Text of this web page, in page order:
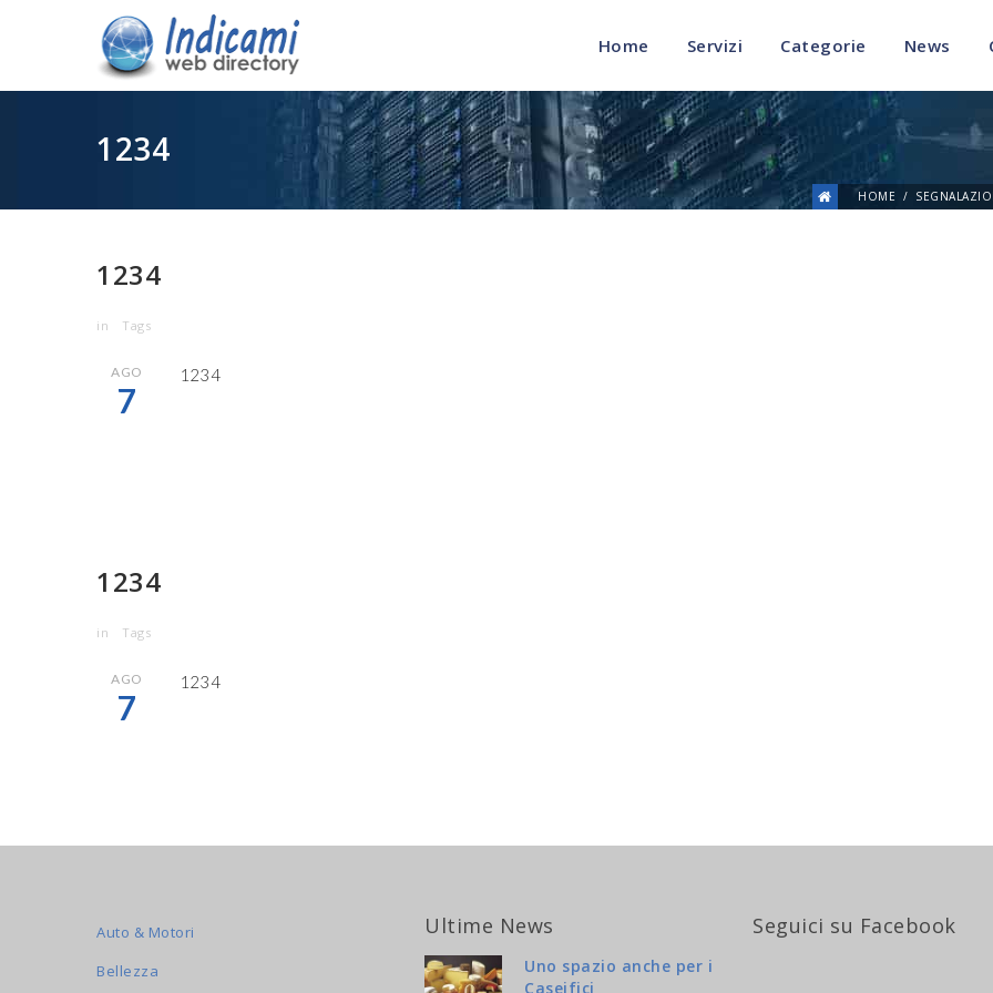
Home Servizi Categorie News
1234
HOME
1234
in Tags
AGO
7
1234
1234
in Tags
AGO
7
1234
Auto & Motori
Bellezza
Ultime News
Uno spazio anche per i
Caseifici
Seguici su Facebook